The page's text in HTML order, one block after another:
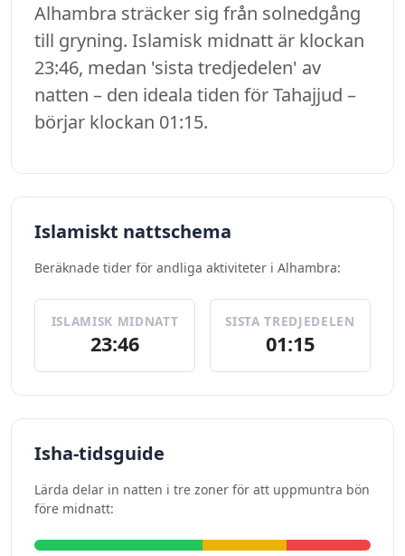
Alhambra sträcker sig från solnedgång
till gryning. Islamisk midnatt är klockan
23:46, medan 'sista tredjedelen' av
natten – den ideala tiden för Tahajjud –
börjar klockan 01:15.
Islamiskt nattschema
Beräknade tider för andliga aktiviteter i Alhambra:
ISLAMISK MIDNATT
23:46
SISTA TREDJEDELEN
01:15
Isha-tidsguide
Lärda delar in natten i tre zoner för att uppmuntra bön
före midnatt: